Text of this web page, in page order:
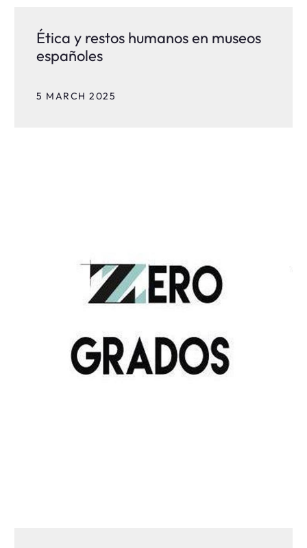
Ética y restos humanos en museos
españoles
5 MARCH 2025